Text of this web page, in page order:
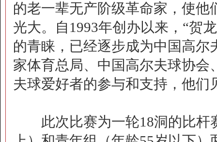
的老一辈无产阶级革命家，使
光大。自1993年创办以来，“贺
的青睐，已经逐步成为中国高
家体育总局、中国高尔夫球协
夫球爱好者的参与和支持，他们
此次比赛为一轮18洞的比杆